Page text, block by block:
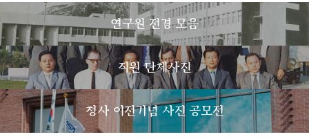
간행물 변천사
기록물 아카이브
사진 아카이브 문서 기록물 행정박물 영상 기록물
50+1 주년 기념
연구원 전경 모음
직원 단체사진
청사 이전기념 사진 공모전